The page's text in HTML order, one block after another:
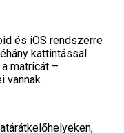
és iOS rendszerre
kattintással
matricát –
vannak.